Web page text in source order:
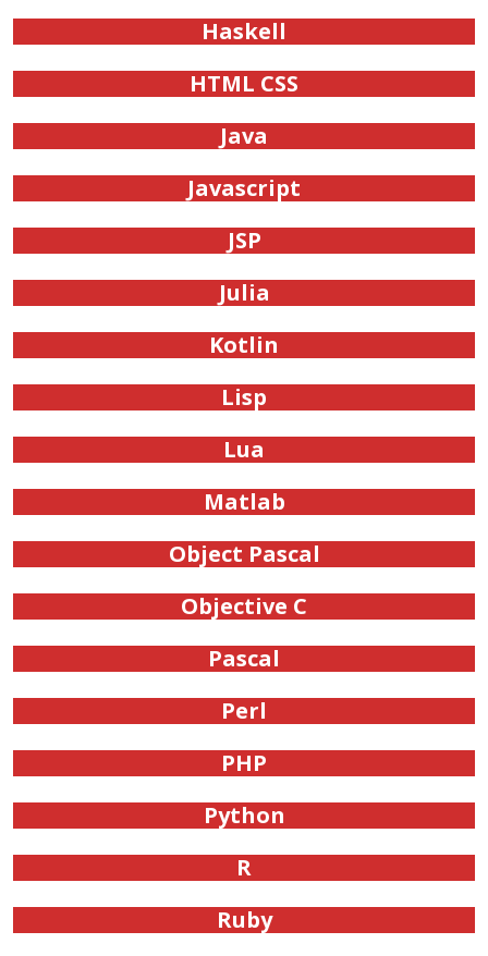
Haskell
HTML CSS
Java
Javascript
JSP
Julia
Kotlin
Lisp
Lua
Matlab
Object Pascal
Objective C
Pascal
Perl
PHP
Python
R
Ruby